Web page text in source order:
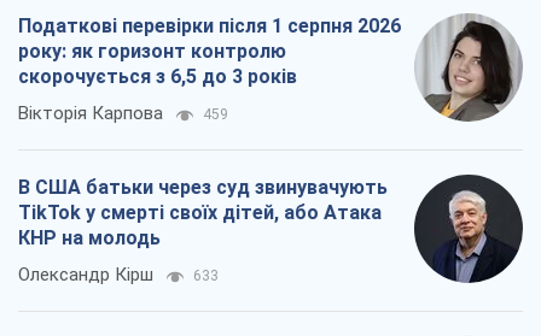
Податкові перевірки після 1 серпня 2026
року: як горизонт контролю
скорочується з 6,5 до 3 років
Вікторія Карпова 459
В США батьки через суд звинувачують
TikTok у смерті своїх дітей, або Атака
КНР на молодь
Олександр Кірш 633